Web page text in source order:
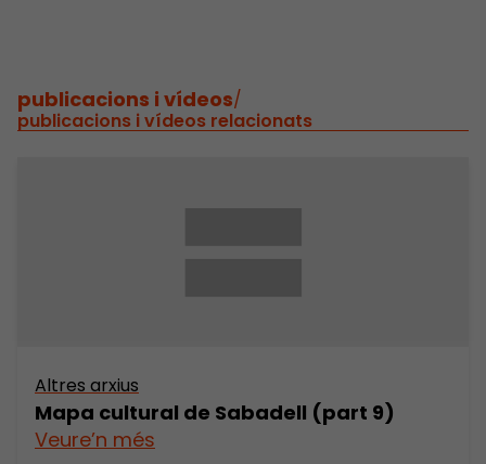
publicacions i vídeos/
publicacions i vídeos relacionats
Altres arxius
Mapa cultural de Sabadell (part 9)
Veure’n més